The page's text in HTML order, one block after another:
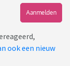
Aanmelden
ook een nieuw